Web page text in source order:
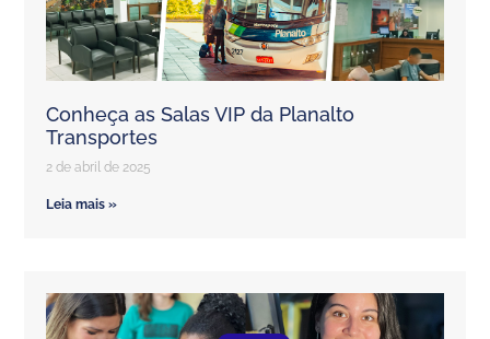
Conheça as Salas VIP da Planalto
Transportes
2 de abril de 2025
Leia mais »